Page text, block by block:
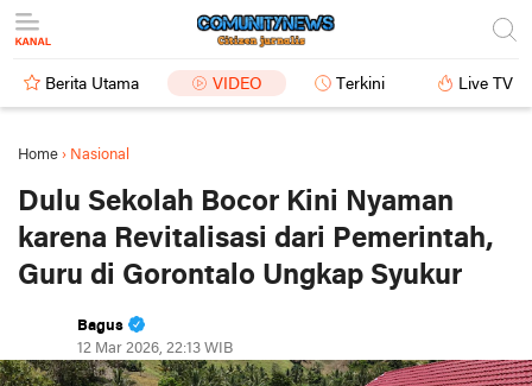
Berita Utama VIDEO Terkini Live TV
Home › Nasional
Dulu Sekolah Bocor Kini Nyaman
karena Revitalisasi dari Pemerintah,
Guru di Gorontalo Ungkap Syukur
Bagus
12 Mar 2026, 22:13 WIB